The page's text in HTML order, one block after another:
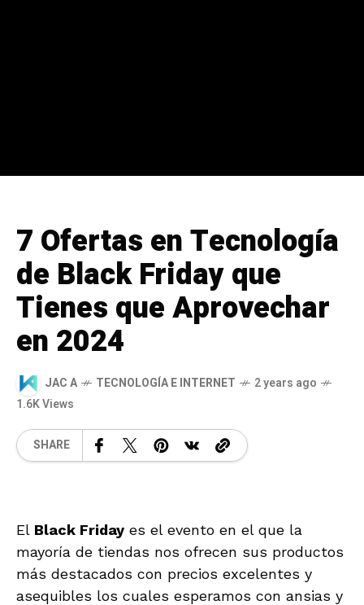
7 Ofertas en Tecnología
de Black Friday que
Tienes que Aprovechar
en 2024
JAC A TECNOLOGÍA E INTERNET
2 years ago
1.6K Views
SHARE
El Black Friday es el evento en el que la
mayoría de tiendas nos ofrecen sus productos
más destacados con precios excelentes y
asequibles los cuales esperamos con ansias y